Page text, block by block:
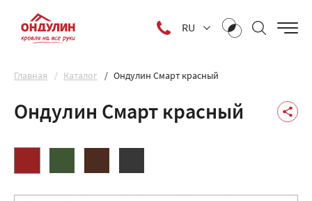
RU
Главная Каталог Ондулин Смарт красный
Ондулин Смарт красный